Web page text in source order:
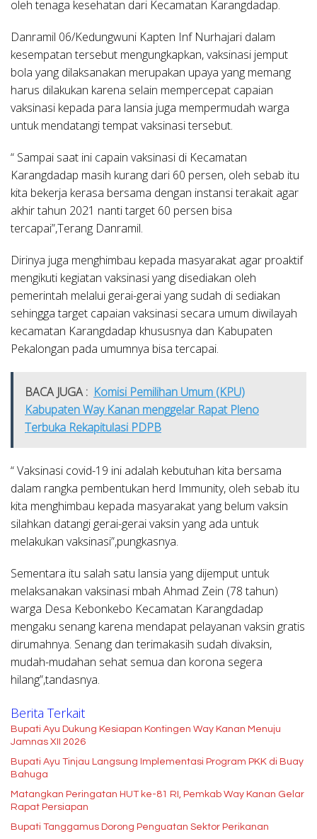
oleh tenaga kesehatan dari Kecamatan Karangdadap.
Danramil 06/Kedungwuni Kapten Inf Nurhajari dalam
kesempatan tersebut mengungkapkan, vaksinasi jemput
bola yang dilaksanakan merupakan upaya yang memang
harus dilakukan karena selain mempercepat capaian
vaksinasi kepada para lansia juga mempermudah warga
untuk mendatangi tempat vaksinasi tersebut.
“ Sampai saat ini capain vaksinasi di Kecamatan
Karangdadap masih kurang dari 60 persen, oleh sebab itu
kita bekerja kerasa bersama dengan instansi terakait agar
akhir tahun 2021 nanti target 60 persen bisa
tercapai”,Terang Danramil.
Dirinya juga menghimbau kepada masyarakat agar proaktif
mengikuti kegiatan vaksinasi yang disediakan oleh
pemerintah melalui gerai-gerai yang sudah di sediakan
sehingga target capaian vaksinasi secara umum diwilayah
kecamatan Karangdadap khususnya dan Kabupaten
Pekalongan pada umumnya bisa tercapai.
BACA JUGA : Komisi Pemilihan Umum (KPU)
Kabupaten Way Kanan menggelar Rapat Pleno
Terbuka Rekapitulasi PDPB
“ Vaksinasi covid-19 ini adalah kebutuhan kita bersama
dalam rangka pembentukan herd Immunity, oleh sebab itu
kita menghimbau kepada masyarakat yang belum vaksin
silahkan datangi gerai-gerai vaksin yang ada untuk
melakukan vaksinasi”,pungkasnya.
Sementara itu salah satu lansia yang dijemput untuk
melaksanakan vaksinasi mbah Ahmad Zein (78 tahun)
warga Desa Kebonkebo Kecamatan Karangdadap
mengaku senang karena mendapat pelayanan vaksin gratis
dirumahnya. Senang dan terimakasih sudah divaksin,
mudah-mudahan sehat semua dan korona segera
hilang”,tandasnya.
Berita Terkait
Bupati Ayu Dukung Kesiapan Kontingen Way Kanan Menuju
Jamnas XII 2026
Bupati Ayu Tinjau Langsung Implementasi Program PKK di Buay
Bahuga
Matangkan Peringatan HUT ke-81 RI, Pemkab Way Kanan Gelar
Rapat Persiapan
Bupati Tanggamus Dorong Penguatan Sektor Perikanan